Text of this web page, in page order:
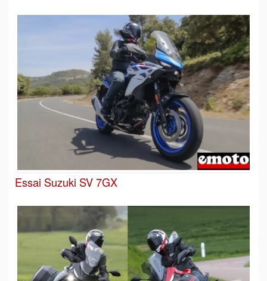
Essai Suzuki SV 7GX